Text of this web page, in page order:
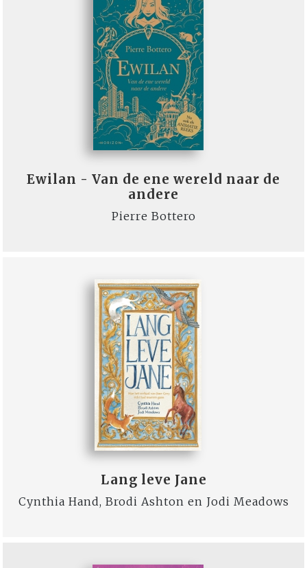
Ewilan - Van de ene wereld naar de
andere
Pierre Bottero
Lang leve Jane
Cynthia Hand, Brodi Ashton en Jodi Meadows